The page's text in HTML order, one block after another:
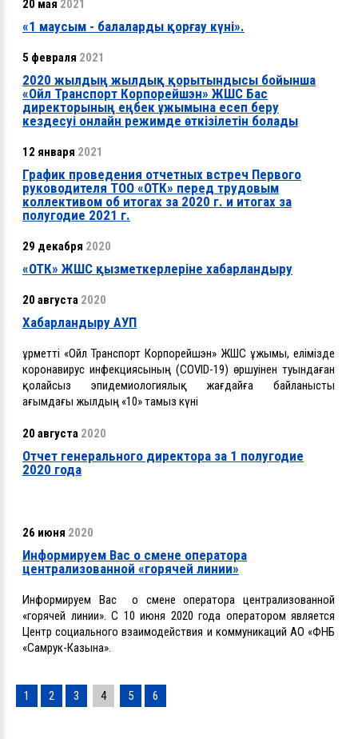
20 мая 2021
«1 маусым - балаларды қорғау күні».
5 февраля 2021
2020 жылдың жылдық қорытындысы бойынша
«Ойл Транспорт Корпорейшэн» ЖШС Бас
директорының еңбек ұжымына есеп беру
кездесуі онлайн режимде өткізілетін болады
12 января 2021
График проведения отчетных встреч Первого
руководителя ТОО «ОТК» перед трудовым
коллективом об итогах за 2020 г. и итогах за
полугодие 2021 г.
29 декабря 2020
«ОТК» ЖШС қызметкерлеріне хабарландыру
20 августа 2020
Хабарландыру АУП
Құрметті «Ойл Транспорт Корпорейшэн» ЖШС ұжымы, елімізде
коронавирус инфекциясының (COVID-19) өршуінен туындаған
қолайсыз эпидемиологиялық жағдайға байланысты
ағымдағы жылдың «10» тамыз күні
20 августа 2020
Отчет генерального директора за 1 полугодие
2020 года
26 июня 2020
Информируем Вас о смене оператора
централизованной «горячей линии»
Информируем Вас о смене оператора централизованной
«горячей линии». С 10 июня 2020 года оператором является
Центр социального взаимодействия и коммуникаций АО «ФНБ
«Самрук-Казына».
1 2 3 4 5 6